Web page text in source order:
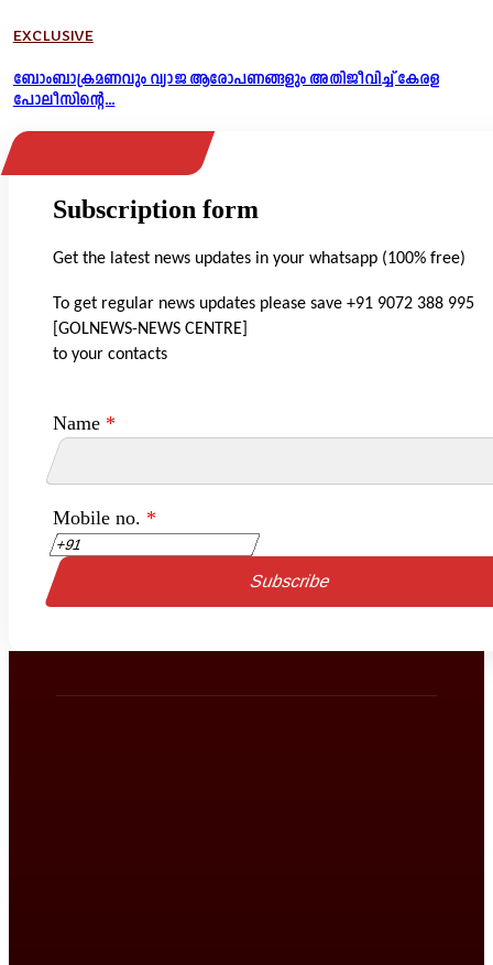
EXCLUSIVE
ബോംബാക്രമണവും വ്യാജ ആരോപണങ്ങളും അതിജീവിച്ച് കേരള
പോലീസിന്റെ...
Subscription form
Get the latest news updates in your whatsapp (100% free)
To get regular news updates please save +91 9072 388 995
[GOLNEWS-NEWS CENTRE]
to your contacts
Name *
Mobile no. *